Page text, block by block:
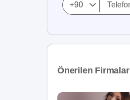
Önerilen Firmalar